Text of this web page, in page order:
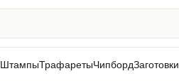
ШтампыТрафаретыЧипбордЗаготовки